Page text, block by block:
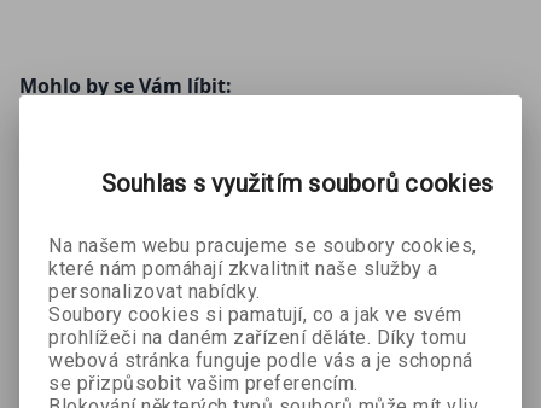
Mohlo by se Vám líbit:
Konec
prokrastina
ce
Petr Ludwig
Zen Habits
Leo Babauta
Souhlas s využitím souborů cookies
Na našem webu pracujeme se soubory cookies,
které nám pomáhají zkvalitnit naše služby a
personalizovat nabídky.
Soubory cookies si pamatují, co a jak ve svém
prohlížeči na daném zařízení děláte. Díky tomu
webová stránka funguje podle vás a je schopná
se přizpůsobit vašim preferencím.